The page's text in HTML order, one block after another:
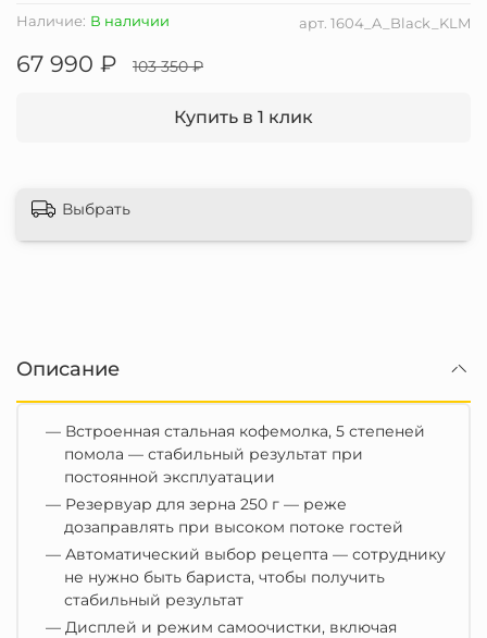
арт. 1604_A_Black_KLM
Наличие: В наличии
67 990 ₽ 103 350 ₽
Купить в 1 клик
Выбрать
Описание
— Встроенная стальная кофемолка, 5 степеней
помола — стабильный результат при
постоянной эксплуатации
— Резервуар для зерна 250 г — реже
дозаправлять при высоком потоке гостей
— Автоматический выбор рецепта — сотруднику
не нужно быть бариста, чтобы получить
стабильный результат
— Дисплей и режим самоочистки, включая